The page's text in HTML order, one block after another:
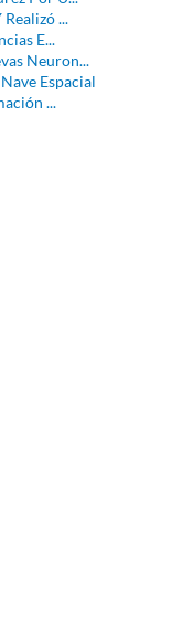
...
E...
Neuron...
Espacial
...